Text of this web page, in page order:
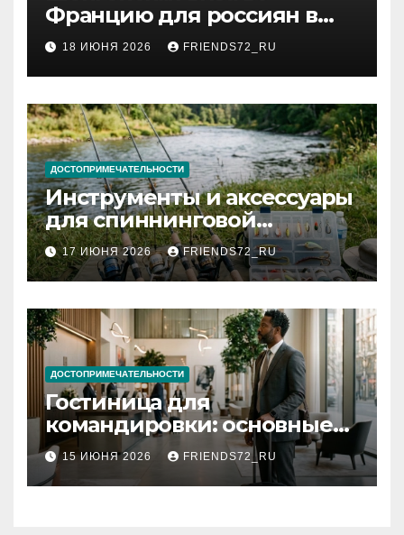
Францию для россиян в
2026 году: сроки от 3 дней
и список необходимых
документов
18 ИЮНЯ 2026 FRIENDS72_RU
ДОСТОПРИМЕЧАТЕЛЬНОСТИ
Инструменты и аксессуары
для спиннинговой
рыбалки: назначение и
типы
17 ИЮНЯ 2026 FRIENDS72_RU
ДОСТОПРИМЕЧАТЕЛЬНОСТИ
Гостиница для
командировки: основные
критерии выбора
15 ИЮНЯ 2026 FRIENDS72_RU